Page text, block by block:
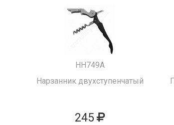
HH749A
Нарзанник двухступенчатый
245